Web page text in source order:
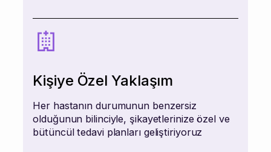
Kişiye Özel Yaklaşım
Her hastanın durumunun benzersiz
olduğunun bilinciyle, şikayetlerinize özel ve
bütüncül tedavi planları geliştiriyoruz